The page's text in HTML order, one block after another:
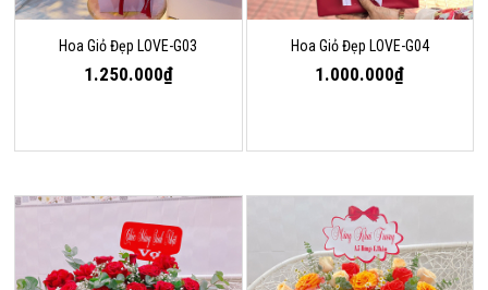
Hoa Giỏ Đẹp LOVE-G03
1.250.000₫
Hoa Giỏ Đẹp LOVE-G04
1.000.000₫